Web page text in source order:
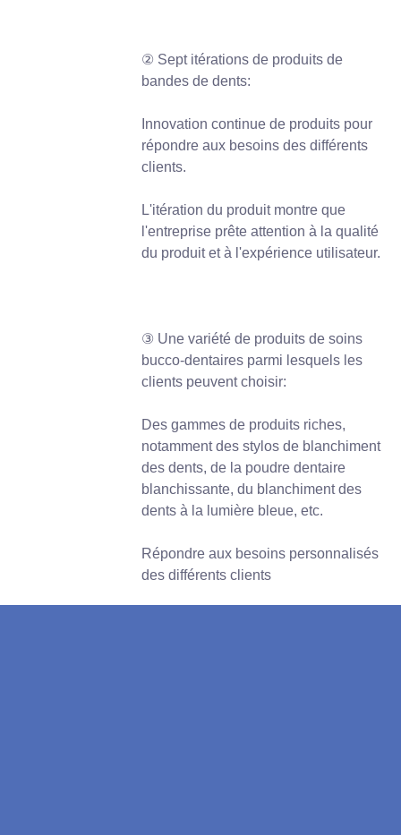
② Sept itérations de produits de
bandes de dents:
Innovation continue de produits pour
répondre aux besoins des différents
clients.
L'itération du produit montre que
l'entreprise prête attention à la qualité
du produit et à l'expérience utilisateur.
③ Une variété de produits de soins
bucco-dentaires parmi lesquels les
clients peuvent choisir:
Des gammes de produits riches,
notamment des stylos de blanchiment
des dents, de la poudre dentaire
blanchissante, du blanchiment des
dents à la lumière bleue, etc.
Répondre aux besoins personnalisés
des différents clients